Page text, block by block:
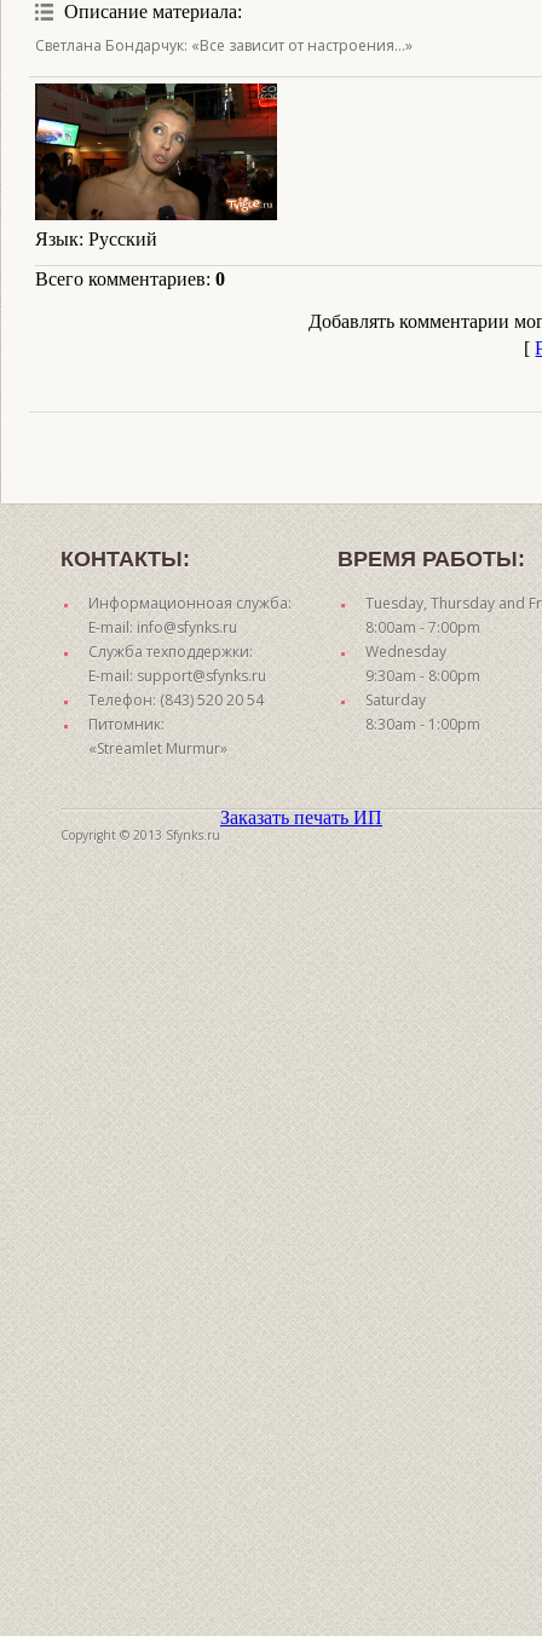
Описание материала:
Светлана Бондарчук: «Все зависит от настроения...»
Язык: Русский
Всего комментариев: 0
Добавлять комментарии
[
КОНТАКТЫ:
Информационноая служба:
E-mail: info@sfynks.ru
Служба техподдержки:
E-mail: support@sfynks.ru
Телефон: (843) 520 20 54
Питомник:
«Streamlet Murmur»
ВРЕМЯ РАБОТЫ:
Tuesday, Thursday and
8:00am - 7:00pm
Wednesday
9:30am - 8:00pm
Saturday
8:30am - 1:00pm
Copyright © 2013 Sfynks.ru
Заказать печать ИП